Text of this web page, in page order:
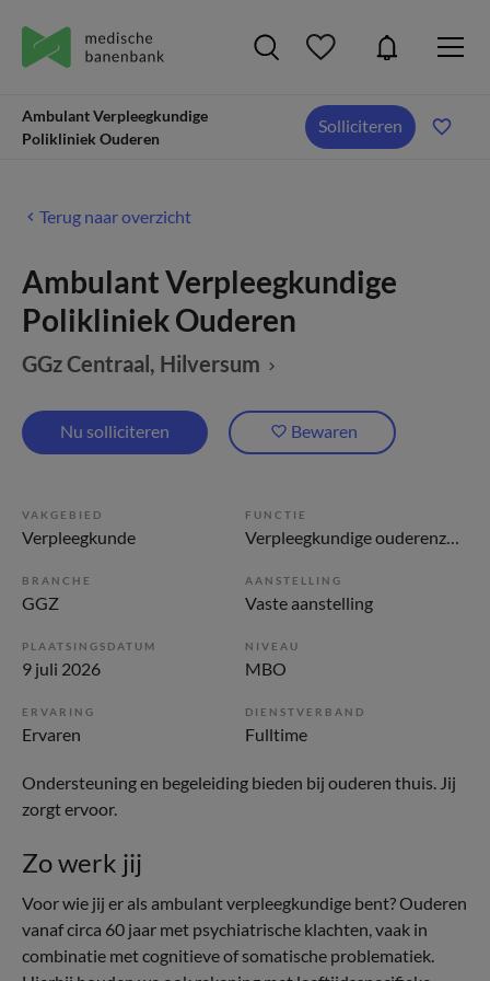
Ambulant Verpleegkundige
Polikliniek Ouderen
Solliciteren
Terug naar overzicht
Ambulant Verpleegkundige
Polikliniek Ouderen
GGz Centraal, Hilversum
Nu solliciteren Bewaren
VAKGEBIED
Verpleegkunde
FUNCTIE
Verpleegkundige ouderenzorg
BRANCHE
GGZ
AANSTELLING
Vaste aanstelling
PLAATSINGSDATUM
9 juli 2026
NIVEAU
MBO
ERVARING
Ervaren
DIENSTVERBAND
Fulltime
Ondersteuning en begeleiding bieden bij ouderen thuis. Jij
zorgt ervoor.
Zo werk jij
Voor wie jij er als ambulant verpleegkundige bent? Ouderen
vanaf circa 60 jaar met psychiatrische klachten, vaak in
combinatie met cognitieve of somatische problematiek.